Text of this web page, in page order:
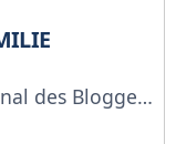
A+ https://knd.gov.ru/license?id=676d2da94e740947bec02690®istryType=bloggersPermission